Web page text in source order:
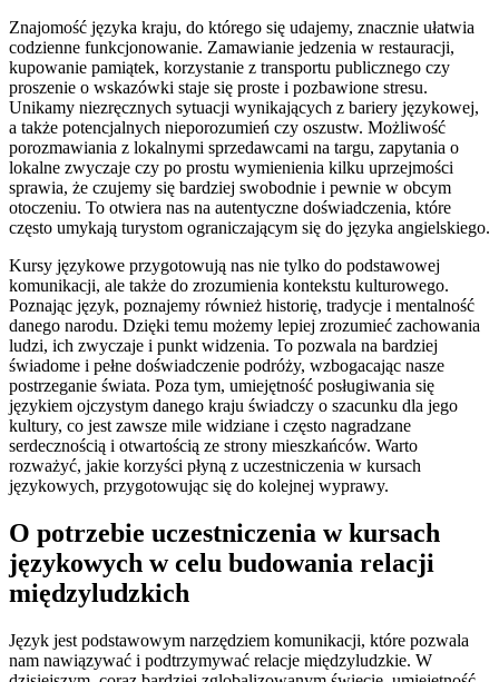
Znajomość języka kraju, do którego się udajemy, znacznie ułatwia
codzienne funkcjonowanie. Zamawianie jedzenia w restauracji,
kupowanie pamiątek, korzystanie z transportu publicznego czy
proszenie o wskazówki staje się proste i pozbawione stresu.
Unikamy niezręcznych sytuacji wynikających z bariery językowej,
a także potencjalnych nieporozumień czy oszustw. Możliwość
porozmawiania z lokalnymi sprzedawcami na targu, zapytania o
lokalne zwyczaje czy po prostu wymienienia kilku uprzejmości
sprawia, że czujemy się bardziej swobodnie i pewnie w obcym
otoczeniu. To otwiera nas na autentyczne doświadczenia, które
często umykają turystom ograniczającym się do języka angielskiego.
Kursy językowe przygotowują nas nie tylko do podstawowej
komunikacji, ale także do zrozumienia kontekstu kulturowego.
Poznając język, poznajemy również historię, tradycje i mentalność
danego narodu. Dzięki temu możemy lepiej zrozumieć zachowania
ludzi, ich zwyczaje i punkt widzenia. To pozwala na bardziej
świadome i pełne doświadczenie podróży, wzbogacając nasze
postrzeganie świata. Poza tym, umiejętność posługiwania się
językiem ojczystym danego kraju świadczy o szacunku dla jego
kultury, co jest zawsze mile widziane i często nagradzane
serdecznością i otwartością ze strony mieszkańców. Warto
rozważyć, jakie korzyści płyną z uczestniczenia w kursach
językowych, przygotowując się do kolejnej wyprawy.
O potrzebie uczestniczenia w kursach
językowych w celu budowania relacji
międzyludzkich
Język jest podstawowym narzędziem komunikacji, które pozwala
nam nawiązywać i podtrzymywać relacje międzyludzkie. W